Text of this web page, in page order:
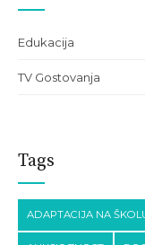
Edukacija
TV Gostovanja
Tags
ADAPTACIJA NA